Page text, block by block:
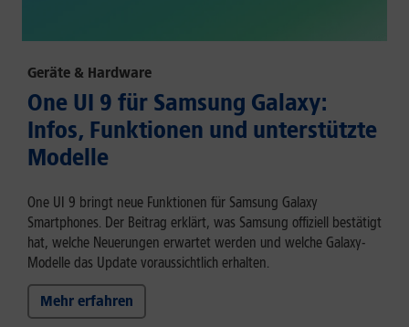
Geräte & Hardware
One UI 9 für Samsung Galaxy:
Infos, Funktionen und unterstützte
Modelle
One UI 9 bringt neue Funktionen für Samsung Galaxy
Smartphones. Der Beitrag erklärt, was Samsung offiziell bestätigt
hat, welche Neuerungen erwartet werden und welche Galaxy-
Modelle das Update voraussichtlich erhalten.
Mehr erfahren